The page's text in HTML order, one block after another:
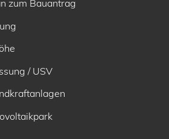
zum Bauantrag
/ USV